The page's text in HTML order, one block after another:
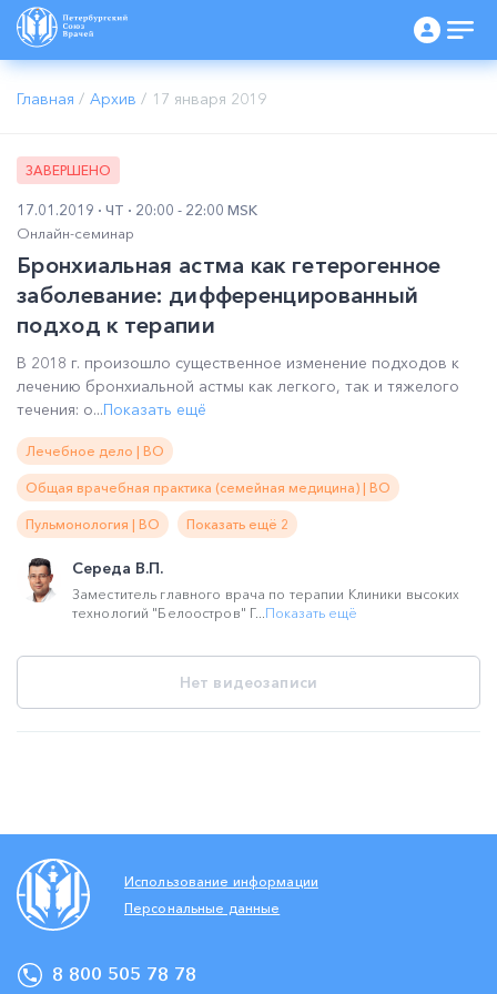
Главная / Архив / 17 января 2019
ЗАВЕРШЕНО
17.01.2019 ЧТ
20:00 - 22:00 MSK
Онлайн-семинар
Бронхиальная астма как гетерогенное
заболевание: дифференцированный
подход к терапии
В 2018 г. произошло существенное изменение подходов к
лечению бронхиальной астмы как легкого, так и тяжелого
течения: о...Показать ещё
Лечебное дело | ВО
Общая врачебная практика (семейная медицина) | ВО
Пульмонология | ВО Показать ещё 2
Середа В.П.
Заместитель главного врача по терапии Клиники высоких
технологий "Белоостров" Г...Показать ещё
Нет видеозаписи
Использование информации
Персональные данные
8 800 505 78 78